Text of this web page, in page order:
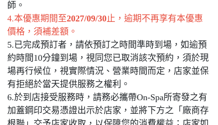
師。
4.本優惠期間至2027/09/30止，逾期不再享有本優惠
價格，須補差額。
5.已完成預訂者，請依預訂之時間準時到場，如逾預
約時間10分鐘到場，視同您已取消該次預約，須於現
場再行候位，視實際情況、營業時間而定，店家並保
有拒絕於當天提供服務之權利。
6.於到店接受服務時，請務必攜帶On-Spa所寄發之有
加蓋鋼印交易憑證出示於店家，並將下方之「廠商存